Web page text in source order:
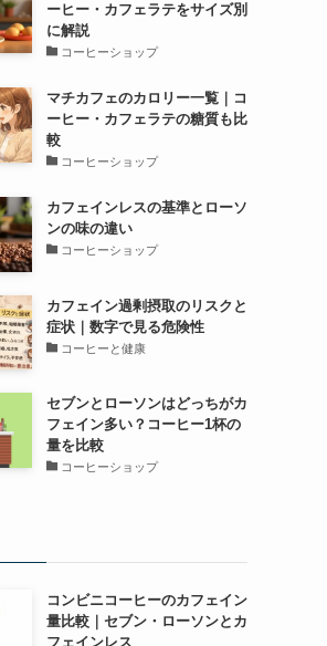
ーヒー・カフェラテをサイズ別
に解説
コーヒーショップ
マチカフェのカロリー一覧｜コ
ーヒー・カフェラテの糖質も比
較
コーヒーショップ
カフェインレスの基準とローソ
ンの味の違い
コーヒーショップ
カフェイン過剰摂取のリスクと
症状｜数字で見る危険性
コーヒーと健康
セブンとローソンはどっちがカ
フェイン多い？コーヒー1杯の
量を比較
コーヒーショップ
コンビニコーヒーのカフェイン
量比較｜セブン・ローソンとカ
フェインレス